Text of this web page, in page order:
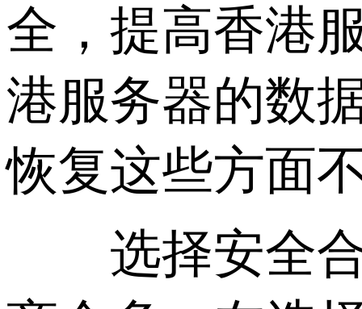
全，提高香港
港服务器的数
恢复这些方面
选择安全合